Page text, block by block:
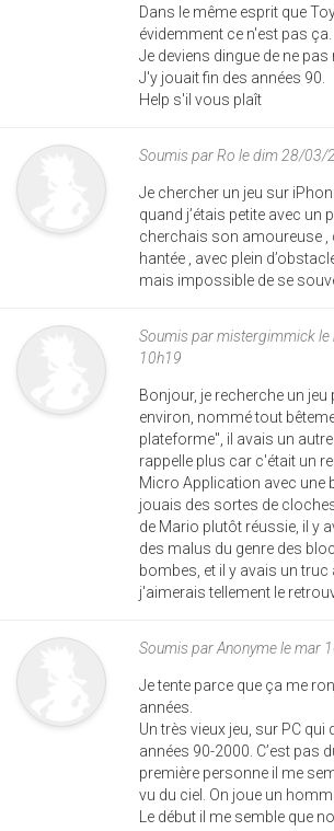
Dans le même esprit que
évidemment ce n'est pas ça.
Je deviens dingue de ne pas
J'y jouait fin des années 90.
Help s'il vous plaît
Soumis parRo le dim 28/03/
Je chercher un jeu sur
quand j’étais petite avec un
cherchais son amoureuse ,
hantée , avec plein
mais impossible de se
Soumis parmistergimmickle
10h19
Bonjour, je recherche un jeu
environ, nommé tout
plateforme", il avais un
rappelle plus car c'était un
Micro Application avec une
jouais des sortes de
de Mario plutôt réussie, il y
des malus du genre des
bombes, et il y avais un truc
j'aimerais tellement le
Soumis parAnonymele mar
Je tente parce que ça me
années.
Un très vieux jeu, sur PC qui
années 90-2000. C’est pas
première personne il me
vu du ciel. On joue un
Le début il me semble que